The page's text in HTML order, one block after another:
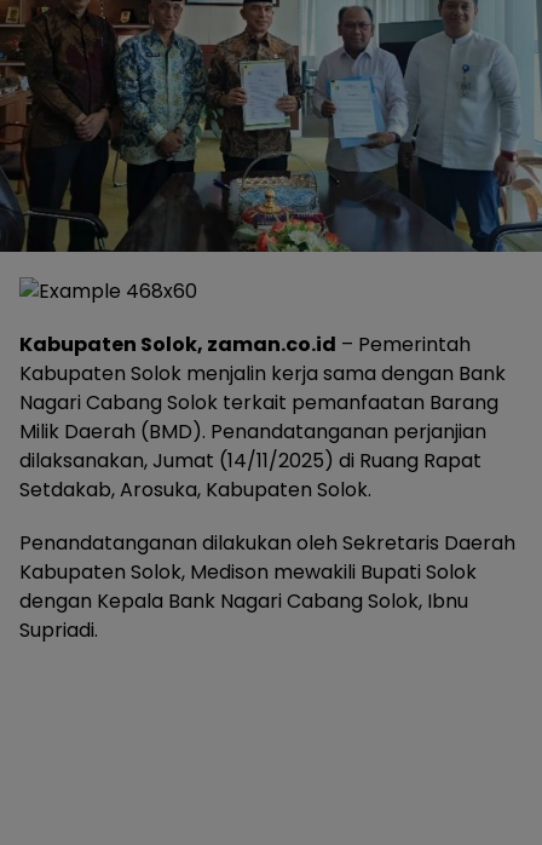
Kabupaten Solok, zaman.co.id – Pemerintah
Kabupaten Solok menjalin kerja sama dengan Bank
Nagari Cabang Solok terkait pemanfaatan Barang
Milik Daerah (BMD). Penandatanganan perjanjian
dilaksanakan, Jumat (14/11/2025) di Ruang Rapat
Setdakab, Arosuka, Kabupaten Solok.
Penandatanganan dilakukan oleh Sekretaris Daerah
Kabupaten Solok, Medison mewakili Bupati Solok
dengan Kepala Bank Nagari Cabang Solok, Ibnu
Supriadi.